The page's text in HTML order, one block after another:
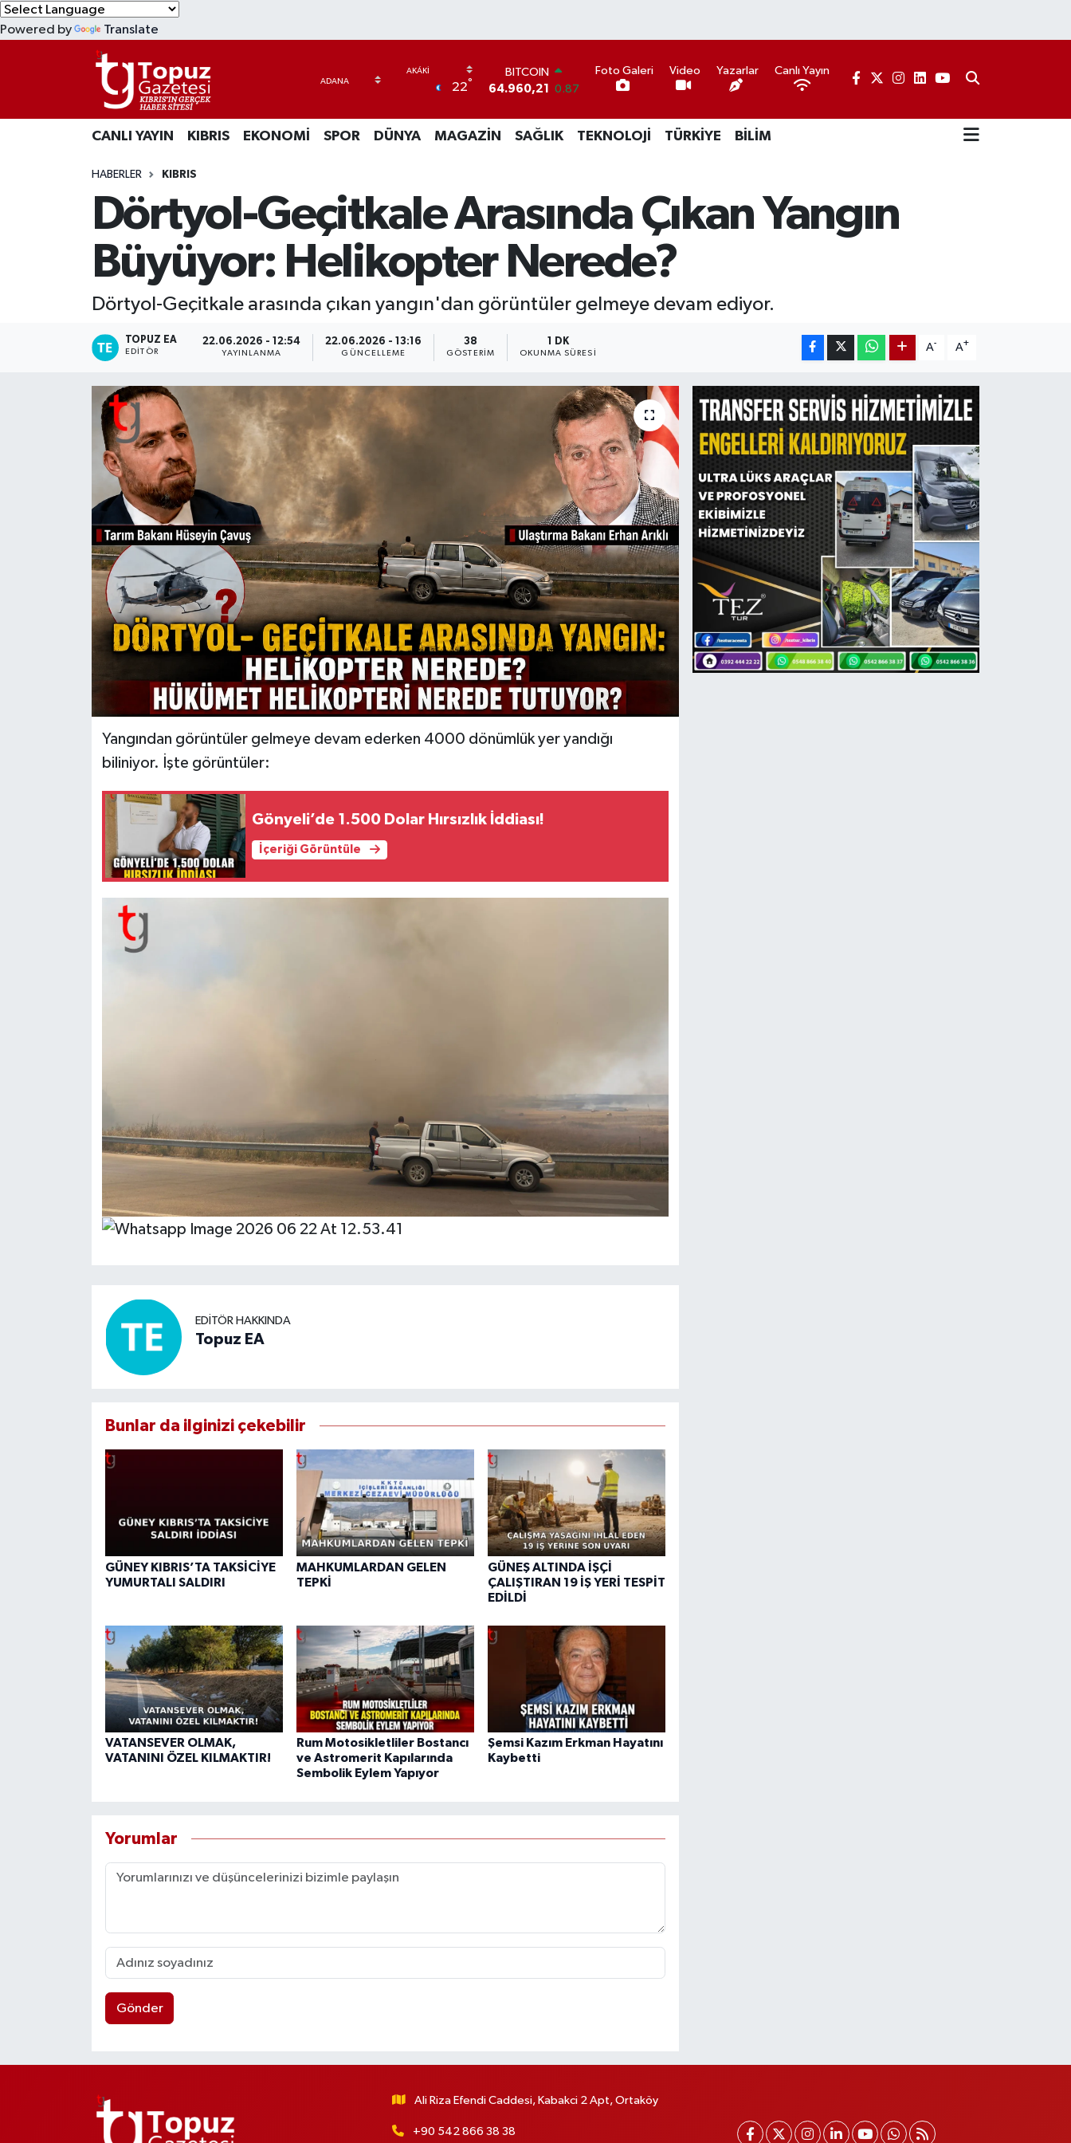
Powered by Translate
22°
64.960,21
DOLAR
EURO
55,2510 0.32
6648.99
2.59
BİST100
13.773
Foto Galeri Video Yazarlar Canlı Yayın
CANLI YAYIN KIBRIS EKONOMİ SPOR DÜNYA MAGAZİN SAĞLIK TEKNOLOJİ TÜRKİYE BİLİM
HABERLER KIBRIS
Dörtyol-Geçitkale Arasında Çıkan Yangın
Büyüyor: Helikopter Nerede?
Dörtyol-Geçitkale arasında çıkan yangın'dan görüntüler gelmeye devam ediyor.
TOPUZ EA
EDITÖR
22.06.2026 - 12:54
YAYINLANMA
22.06.2026 - 13:16
GÜNCELLEME
38
GÖSTERIM
1 DK
OKUNMA SÜRESI
A- A+
Yangından görüntüler gelmeye devam ederken 4000 dönümlük yer yandığı
biliniyor. İşte görüntüler:
Gönyeli’de 1.500 Dolar Hırsızlık İddiası!
İçeriği Görüntüle
EDITÖR HAKKINDA
Topuz EA
Bunlar da ilginizi çekebilir
GÜNEY KIBRIS’TA TAKSİCİYE
YUMURTALI SALDIRI
MAHKUMLARDAN GELEN
TEPKİ
GÜNEŞ ALTINDA İŞÇİ
ÇALIŞTIRAN 19 İŞ YERİ TESPİT
EDİLDİ
VATANSEVER OLMAK,
VATANINI ÖZEL KILMAKTIR!
Rum Motosikletliler Bostancı
ve Astromerit Kapılarında
Sembolik Eylem Yapıyor
Şemsi Kazım Erkman Hayatını
Kaybetti
Yorumlar
Gönder
Ali Riza Efendi Caddesi, Kabakci 2 Apt, Ortaköy
+90 542 866 38 38
EKONOMİ
MAGAZİN
TEKNOLOJİ
TÜRKİYE
Lefkoşa Nöbetçi Eczaneler
Lefkoşa Hava Durumu
Lefkoşa Trafik Yoğunluk Haritası
Süper Lig Puan Durumu ve Fikstür
Tüm Manşetler
Son Dakika Haberleri
Haber Arşivi